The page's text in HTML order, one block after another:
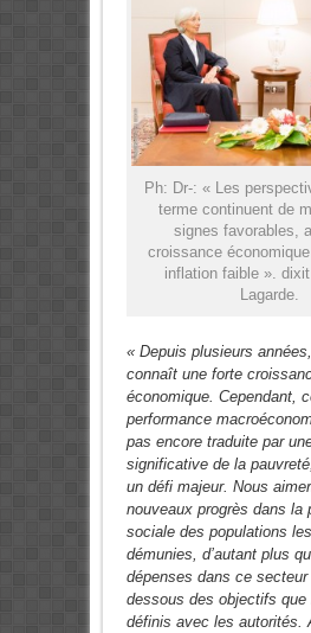
Ph: Dr-: « Les
terme continuent de
signes favorables,
croissance
inflation faible ».
Lagarde.
« Depuis plusieurs
connaît une forte
économique. Cependant,
performance
pas encore traduite par
significative de la
un défi majeur. Nous
nouveaux progrès dans la
sociale des populations
démunies, d’autant plus
dépenses dans ce
dessous des objectifs que
définis avec les autorités.